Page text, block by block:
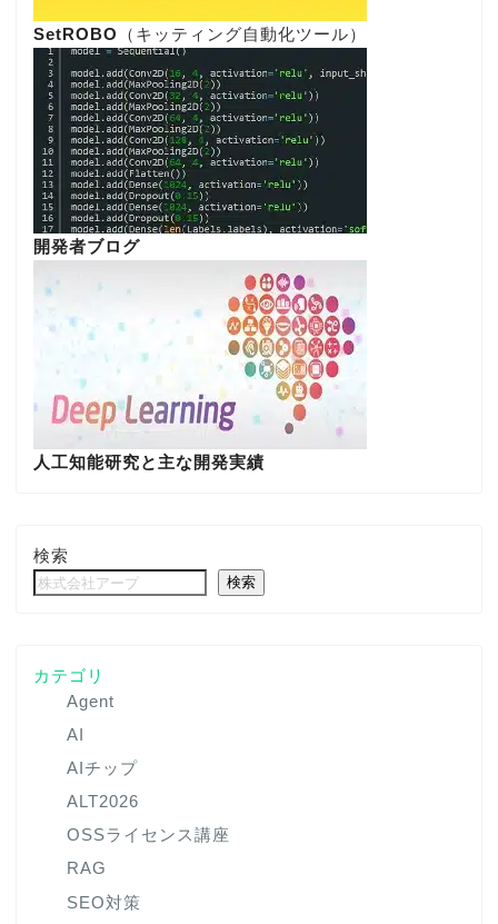
SetROBO （キッティング自動化ツール）
開発者ブログ
人工知能研究と主な開発実績
検索
検索
カテゴリ
Agent
AI
AIチップ
ALT2026
OSSライセンス講座
RAG
SEO対策